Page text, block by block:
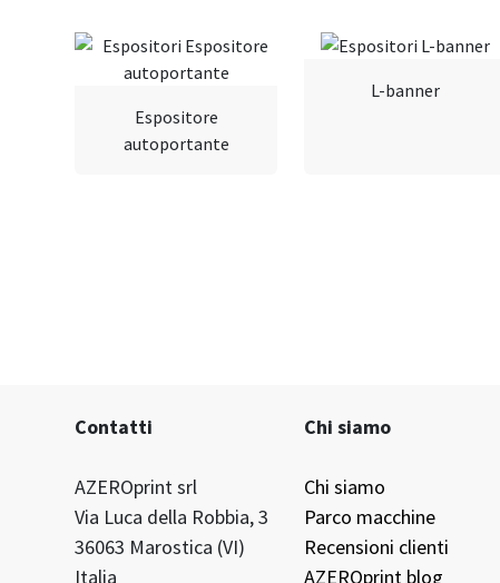
Espositore
autoportante
L-banner
Contatti
AZEROprint srl
Via Luca della Robbia, 3
36063 Marostica (VI)
Italia
Chi siamo
Chi siamo
Parco macchine
Recensioni clienti
AZEROprint blog